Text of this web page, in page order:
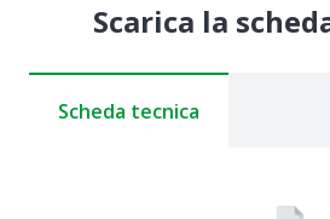
Scarica la
Scheda tecnica